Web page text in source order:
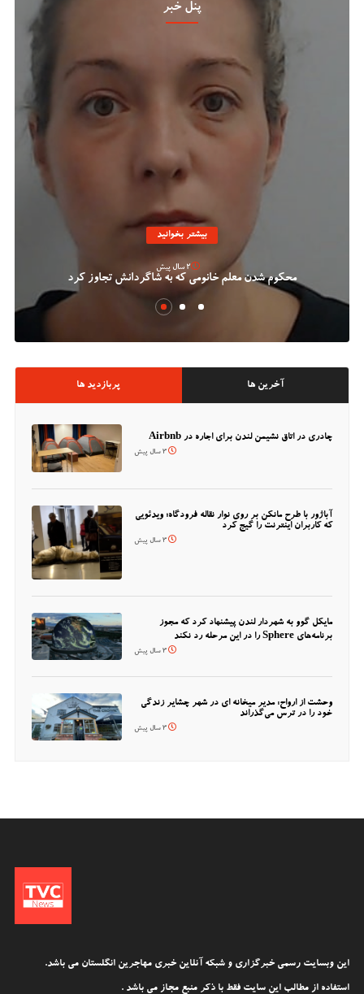
پنل خبر
بیشتر بخوانید
محکوم شدن معلم خانومی که به شاگردانش تجاوز کرد
2 سال پیش
پربازدید ها آخرین ها
چادری در اتاق نشیمن لندن برای اجاره در Airbnb
3 سال پیش
آباژور با طرح مانکن بر روی نوار نقاله فرودگاه؛ ویدئویی
که کاربران اینترنت را گیج کرد
3 سال پیش
مایکل گوو به شهردار لندن پیشنهاد کرد که مجوز
برنامه‌های Sphere را در این مرحله رد نکند
3 سال پیش
وحشت از ارواح: مدیر میخانه ای در شهر چشایر زندگی
خود را در ترس می‌گذراند
3 سال پیش
این وبسایت رسمی خبرگزاری و شبکه آنلاین خبری مهاجرین انگلستان می باشد.
استفاده از مطالب این سایت فقط با ذکر منبع مجاز می باشد .